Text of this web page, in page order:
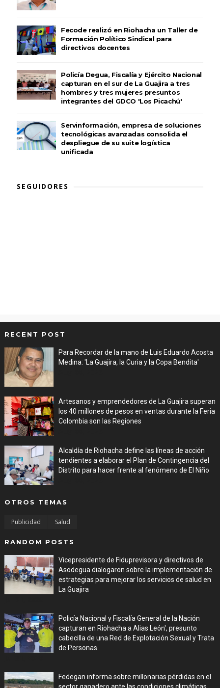
Fecode realizó en Riohacha un Taller de
Formación Político Sindical para
directivos docentes
Policía Degua, Fiscalía y Ejército Nacional
capturan en el sur de La Guajira a tres
hombres y tres mujeres presuntos
integrantes del GDCO 'Los Picachú'
Servinformación, empresa de soluciones
tecnológicas avanzadas consolida el
despliegue de su suite logística
unificada
SEGUIDORES
RECENT POST
Para Recordar de la mano de Luis Eduardo Acosta
Medina: 'La Guajira, la Curia y la Copa Bendita'
Artesanos y emprendedores de La Guajira superan
los 40 millones de pesos en ventas durante la Feria
Colombia son las Regiones
Alcaldía de Riohacha define las líneas de acción
tendientes a elaborar el Plan de Contingencia del
Distrito para hacer frente al fenómeno de El Niño
OTROS TEMAS
Publicidad Salud
RANDOM POSTS
Vicepresidente de Fiduprevisora y directivos de
Asodegua dialogaron sobre la implementación de
estrategias para mejorar los servicios de salud en
La Guajira
Policía Nacional y Fiscalía General de la Nación
capturan en Riohacha a Alias León', presunto
cabecilla de una Red de Explotación Sexual y Trata
de Personas
Fedegan informa sobre millonarias pérdidas en el